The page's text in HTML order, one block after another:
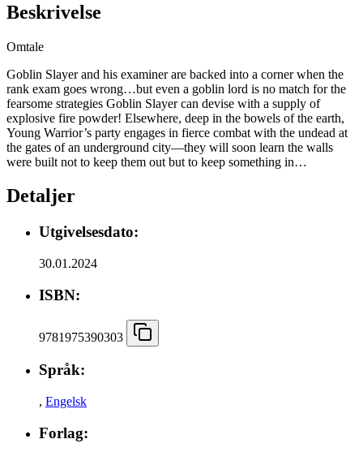
Beskrivelse
Omtale
Goblin Slayer and his examiner are backed into a corner when the
rank exam goes wrong…but even a goblin lord is no match for the
fearsome strategies Goblin Slayer can devise with a supply of
explosive fire powder! Elsewhere, deep in the bowels of the earth,
Young Warrior’s party engages in fierce combat with the undead at
the gates of an underground city—they will soon learn the walls
were built not to keep them out but to keep something in…
Detaljer
Utgivelsesdato:
30.01.2024
ISBN:
9781975390303
Språk:
, Engelsk
Forlag: